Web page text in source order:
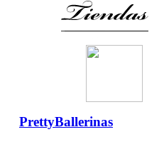
PrettyBallerinas